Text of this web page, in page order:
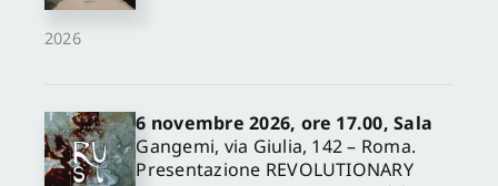
2026
6 novembre 2026, ore 17.00, Sala
Gangemi, via Giulia, 142 – Roma.
Presentazione REVOLUTIONARY